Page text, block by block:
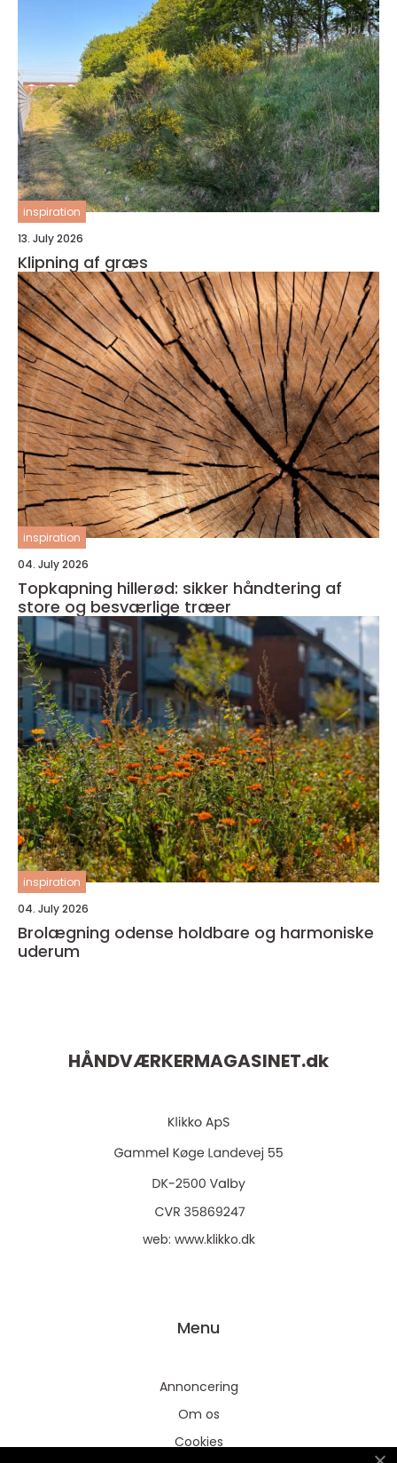
inspiration
13. July 2026
Klipning af græs
inspiration
04. July 2026
Topkapning hillerød: sikker håndtering af
store og besværlige træer
inspiration
04. July 2026
Brolægning odense holdbare og harmoniske
uderum
HÅNDVÆRKERMAGASINET.dk
web: www.klikko.dk
Menu
Annoncering
Om os
Cookies